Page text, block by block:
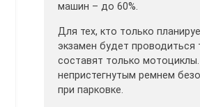
машин – до 60%.
Для тех, кто только
экзамен будет проводиться
составят только
непристегнутым ремнем
при парковке.